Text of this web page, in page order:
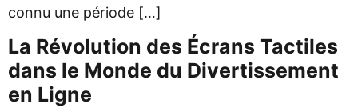
connu une période […]
La Révolution des Écrans Tactiles
dans le Monde du Divertissement
en Ligne